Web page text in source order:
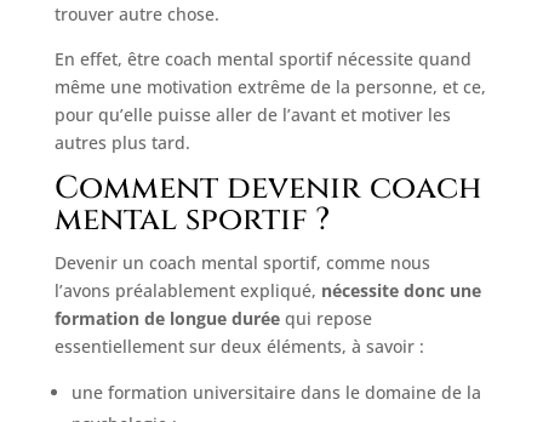
trouver autre chose.
En effet, être coach mental sportif nécessite quand
même une motivation extrême de la personne, et ce,
pour qu’elle puisse aller de l’avant et motiver les
autres plus tard.
Comment devenir coach
mental sportif ?
Devenir un coach mental sportif, comme nous
l’avons préalablement expliqué, nécessite donc une
formation de longue duréequi repose
essentiellement sur deux éléments, à savoir :
une formation universitaire dans le domaine de la